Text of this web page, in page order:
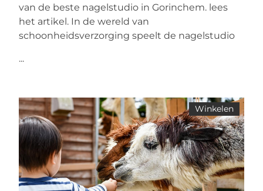
van de beste nagelstudio in Gorinchem. lees
het artikel. In de wereld van
schoonheidsverzorging speelt de nagelstudio
...
Winkelen